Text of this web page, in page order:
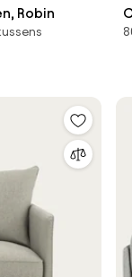
Robin